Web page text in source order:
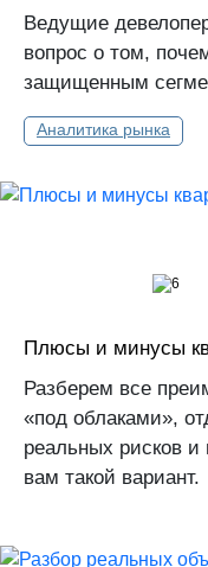
Ведущие
вопрос о том,
защищенным
Аналитика рынка
Плюсы и минусы
Разберем все
«под облаками»,
реальных рисков
вам такой вариант.
6